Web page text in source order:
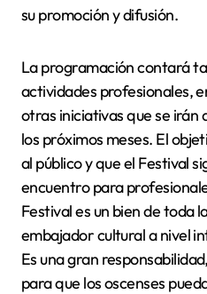
su promoción y difusión.
La programación contará
actividades profesionales,
otras iniciativas que se irán
los próximos meses. El
al público y que el Festival
encuentro para
Festival es un bien de toda
embajador cultural a nivel
Es una gran
para que los oscenses